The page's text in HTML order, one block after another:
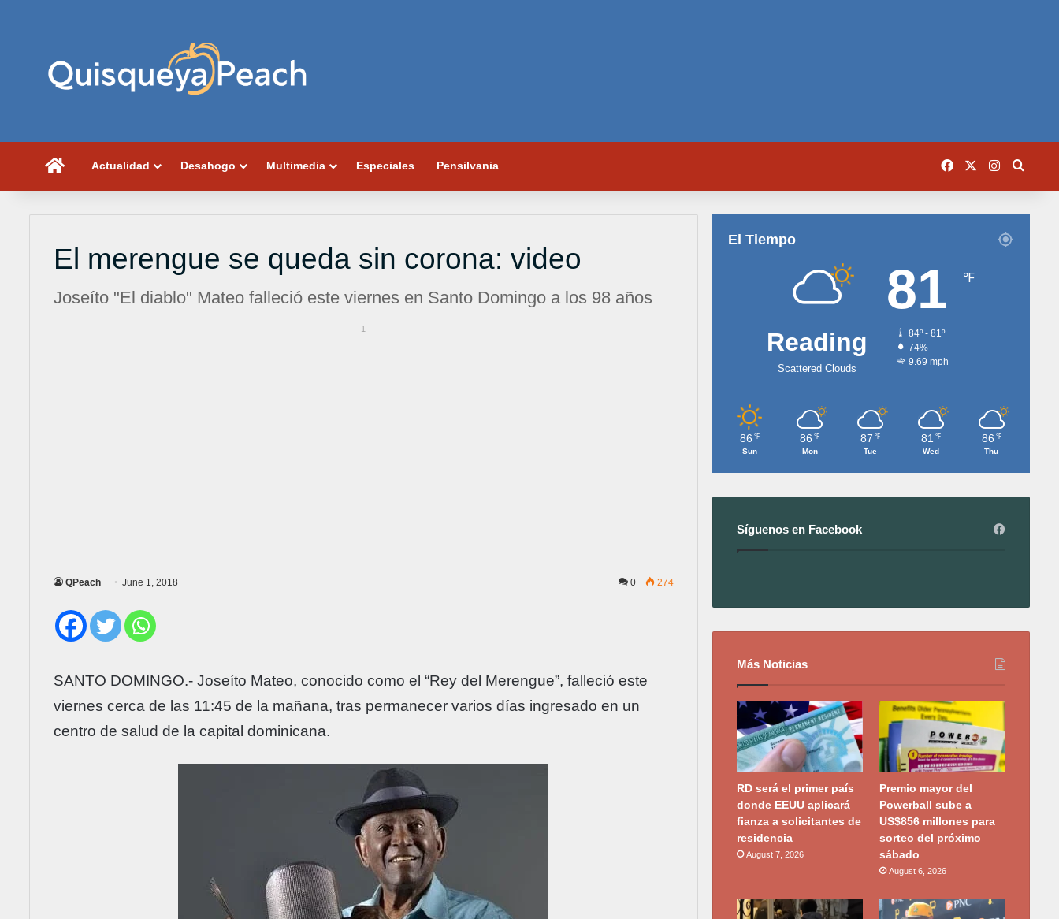
PortadaActualidad Desahogo Multimedia Especiales Pensilvania Facebook Instagram
El merengue se queda sin corona: video
Joseíto "El diablo" Mateo falleció este viernes en Santo Domingo a los 98 años
1
QPeach June 1, 2018 0 274
SANTO DOMINGO.- Joseíto Mateo, conocido como el “Rey del Merengue”, falleció este
viernes cerca de las 11:45 de la mañana, tras permanecer varios días ingresado en un
centro de salud de la capital dominicana.
El Tiempo
Reading
Scattered Clouds
81 ℉
84º - 81º
74%
9.69 mph
86 ℉
Sun
86 ℉
Mon
87 ℉
Tue
81 ℉
Wed
86 ℉
Thu
Síguenos en Facebook
Más Noticias
RD será el primer país
donde EEUU aplicará
fianza a solicitantes de
residencia
August 7, 2026
Premio mayor del
Powerball sube a
US$856 millones para
sorteo del próximo
sábado
August 6, 2026